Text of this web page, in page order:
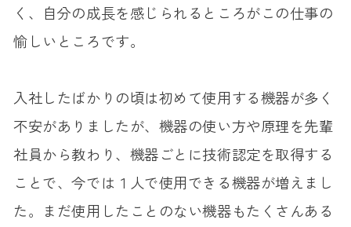
く、自分の成長を感じられるところがこの仕事の
愉しいところです。
入社したばかりの頃は初めて使用する機器が多く
不安がありましたが、機器の使い方や原理を先輩
社員から教わり、機器ごとに技術認定を取得する
ことで、今では１人で使用できる機器が増えまし
た。まだ使用したことのない機器もたくさんある